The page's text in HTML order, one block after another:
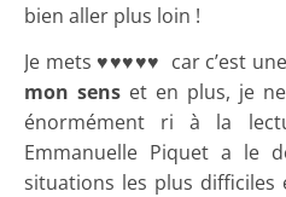
bien aller plus loin !
Je mets ♥♥♥♥♥ car c’est une
mon sens et en plus, je
énormément ri à la
Emmanuelle Piquet a le
situations les plus